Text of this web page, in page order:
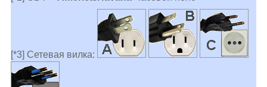
[*3] Сетевая вилка: